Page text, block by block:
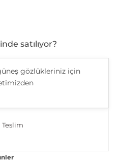
satılıyor?
gözlükleriniz için